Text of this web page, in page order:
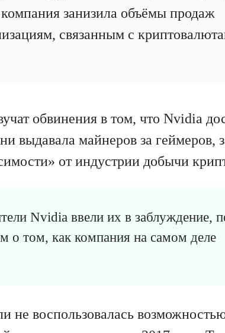
занизила объёмы продаж
связанным с
обвинения в том, что Nvidia
выдавала майнеров за геймеров,
от индустрии добычи
Nvidia ввели их в заблуждение,
о том, как компания на самом деле
не воспользовалась